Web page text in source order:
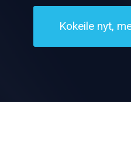
Kokeile nyt,